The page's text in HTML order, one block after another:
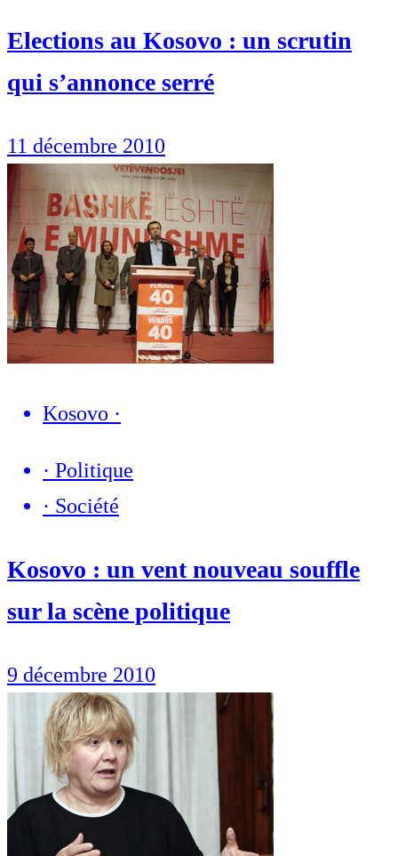
Elections au Kosovo : un scrutin
qui s’annonce serré
11 décembre 2010
Kosovo ·
· Politique
· Société
Kosovo : un vent nouveau souffle
sur la scène politique
9 décembre 2010